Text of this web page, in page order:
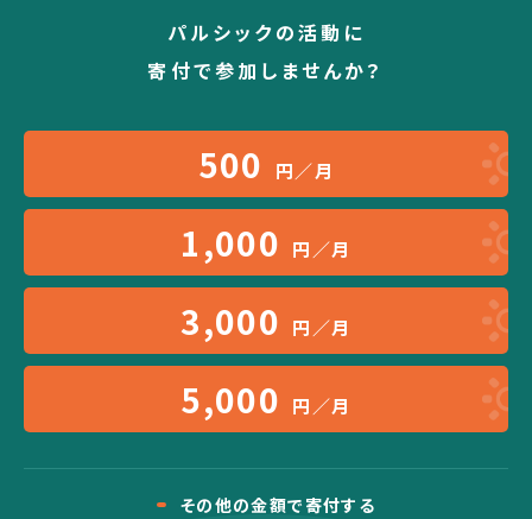
パルシックの活動に
寄付で参加しませんか？
500 円／月
1,000 円／月
3,000 円／月
5,000 円／月
その他の金額で寄付する